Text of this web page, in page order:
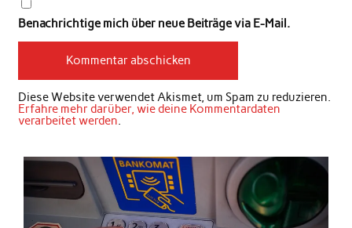
Benachrichtige mich über neue Beiträge via E-Mail.
Diese Website verwendet Akismet, um Spam zu reduzieren.
Erfahre mehr darüber, wie deine Kommentardaten
verarbeitet werden.